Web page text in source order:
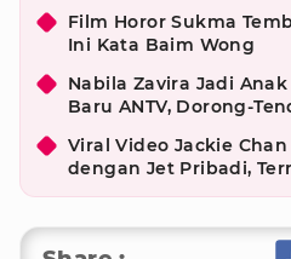
Film Horor Sukma
Ini Kata Baim Wong
Nabila Zavira Jadi
Baru ANTV, Dorong-
Viral Video Jackie
dengan Jet Pribadi,